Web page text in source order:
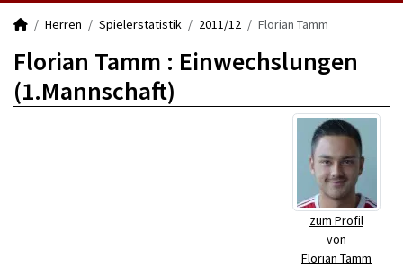
Herren Spielerstatistik 2011/12 Florian Tamm
Florian Tamm : Einwechslungen
(1.Mannschaft)
zum Profil
von
Florian Tamm